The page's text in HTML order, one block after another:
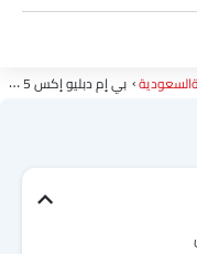
بي إم دبليو إكس 5 إم 60